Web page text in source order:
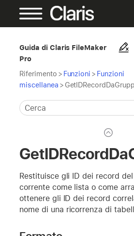
Guida di Claris FileMaker
Pro
Riferimento > Funzioni > Funzioni
miscellanea >
Restituisce gli ID dei record
corrente come lista o come
ottenere gli ID dei record
nome di una ricorrenza di